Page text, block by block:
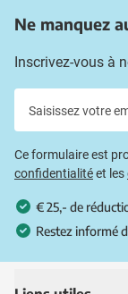
Ne manquez
Inscrivez-vous à
Ce formulaire est
confidentialitéet les
€ 25,- de
Restez informé